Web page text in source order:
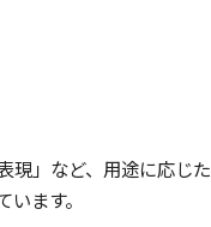
現」など、用途に応じた
ます。